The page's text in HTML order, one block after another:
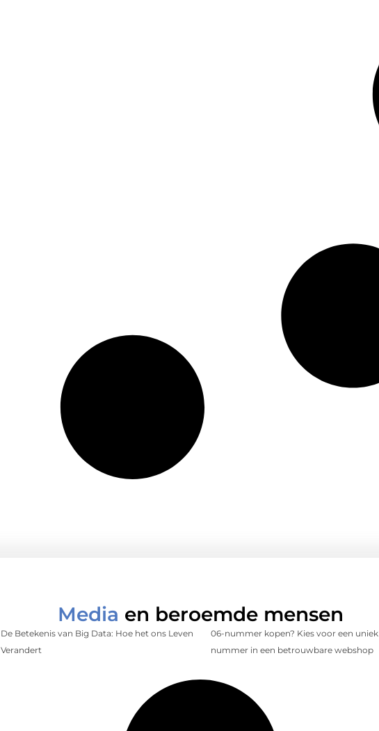
Media en beroemde mensen
De Betekenis van Big Data: Hoe het ons Leven
Verandert
06-nummer kopen? Kies voor een uniek
nummer in een betrouwbare webshop